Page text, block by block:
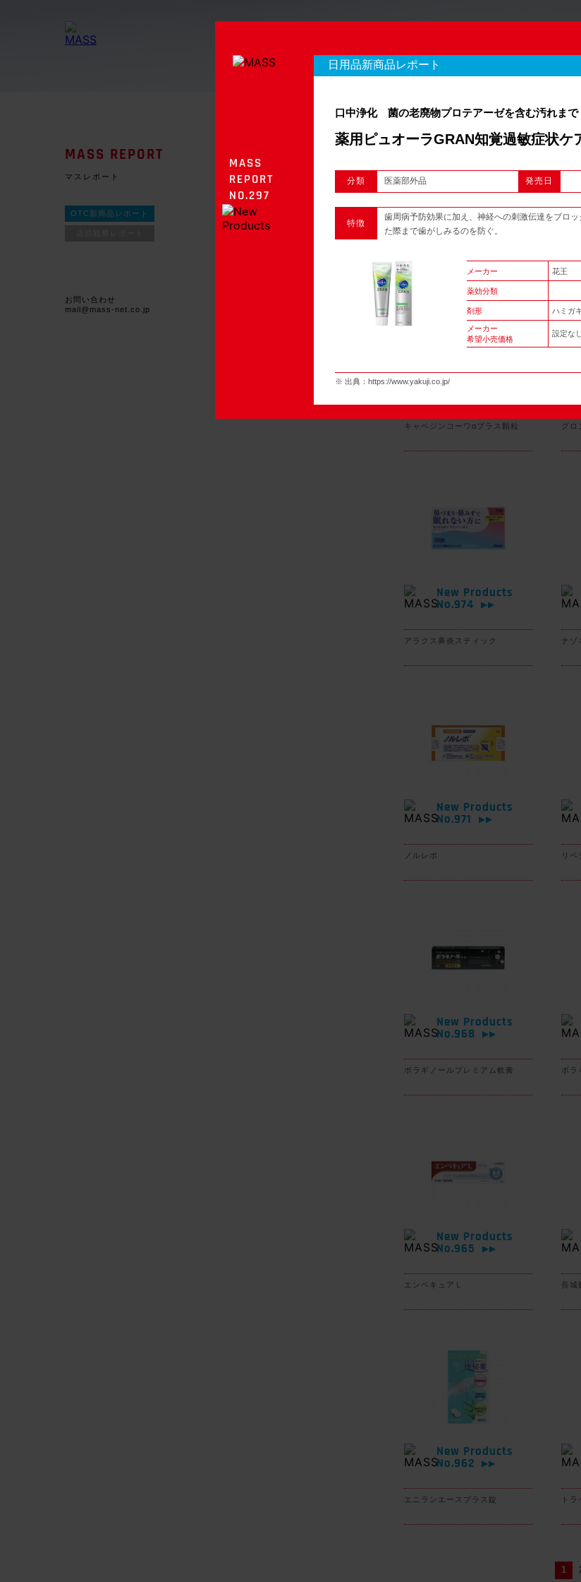
MASS REPORT
マスレポート
OTC新商品レポート
お問い合わせ
mail@mass-net.co.jp
970 件のレポート
New Products
キャベジンコーワαプラス顆粒 グロ
New Products
No.974
▶▶
アラクス鼻炎スティック ナゾ
New Products
No.971
▶▶
ノルレボ リ
New Products
No.968
▶▶
ボラギノールプレミアム軟膏 ボラ
New Products
No.965
▶▶
エンペキュアＬ 長城
New Products
No.962
▶▶
エニランエースプラス錠 トラ
1
MASS
REPORT
NO.297
日用品新商品レポート
口中浄化 菌の老廃物プロテアーゼを含む汚れまで
薬用ピュオーラGRAN知覚過敏症状ケ
分類 医薬部外品 発売日
特徴
歯周病予防効果に加え、神経への刺激伝達をブロ
た際まで歯がしみるのを防ぐ。
メーカー 花王
薬効分類
剤形 ハミガ
メーカー
希望小売価格
設定なし
※ 出典： https://www.yakuji.co.jp/